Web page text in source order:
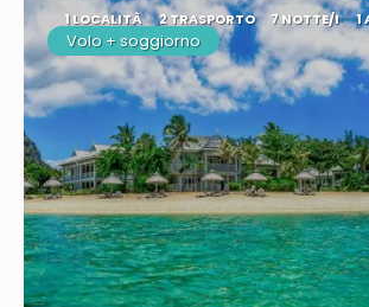
1 LOCALITÀ 2 TRASPORTO 7 NOTTE/I 1
Volo + soggiorno